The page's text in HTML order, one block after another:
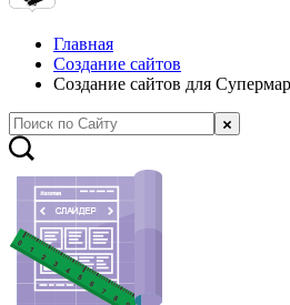
Главная
Создание сайтов
Создание сайтов для